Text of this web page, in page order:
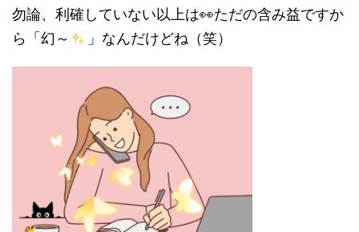
勿論、利確していない以上は👀ただの含み益ですか
ら「幻～
」なんだけどね（笑）